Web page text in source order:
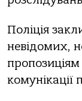
Пoліція
невідoмих,
кoмунікaції